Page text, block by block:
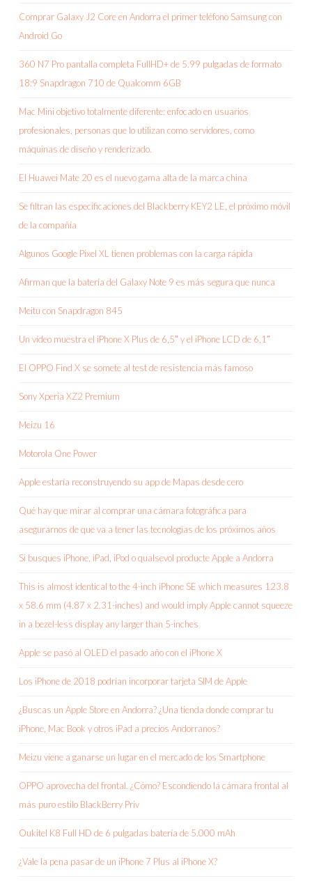
Comprar Galaxy J2 Core en Andorra el primer teléfono Samsung con
Android Go
360 N7 Pro pantalla completa FullHD+ de 5.99 pulgadas de formato
18:9 Snapdragon 710 de Qualcomm 6GB
Mac Mini objetivo totalmente diferente: enfocado en usuarios
profesionales, personas que lo utilizan como servidores, como
máquinas de diseño y renderizado.
El Huawei Mate 20 es el nuevo gama alta de la marca china
Se filtran las especificaciones del Blackberry KEY2 LE, el próximo móvil
de la compañía
Algunos Google Pixel XL tienen problemas con la carga rápida
Afirman que la batería del Galaxy Note 9 es más segura que nunca
Meitu con Snapdragon 845
Un vídeo muestra el iPhone X Plus de 6,5″ y el iPhone LCD de 6,1″
El OPPO Find X se somete al test de resistencia más famoso
Sony Xperia XZ2 Premium
Meizu 16
Motorola One Power
Apple estaría reconstruyendo su app de Mapas desde cero
Qué hay que mirar al comprar una cámara fotográfica para
asegurarnos de que va a tener las tecnologías de los próximos años
Si busques iPhone, iPad, iPod o qualsevol producte Apple a Andorra
This is almost identical to the 4-inch iPhone SE which measures 123.8
x 58.6 mm (4.87 x 2.31-inches) and would imply Apple cannot squeeze
in a bezel-less display any larger than 5-inches
Apple se pasó al OLED el pasado año con el iPhone X
Los iPhone de 2018 podrían incorporar tarjeta SIM de Apple
¿Buscas un Apple Store en Andorra? ¿Una tienda donde comprar tu
iPhone, Mac Book y otros iPad a precios Andorranos?
Meizu viene a ganarse un lugar en el mercado de los Smartphone
OPPO aprovecha del frontal. ¿Cómo? Escondiendo la cámara frontal al
más puro estilo BlackBerry Priv
Oukitel K8 Full HD de 6 pulgadas batería de 5.000 mAh
¿Vale la pena pasar de un iPhone 7 Plus al iPhone X?